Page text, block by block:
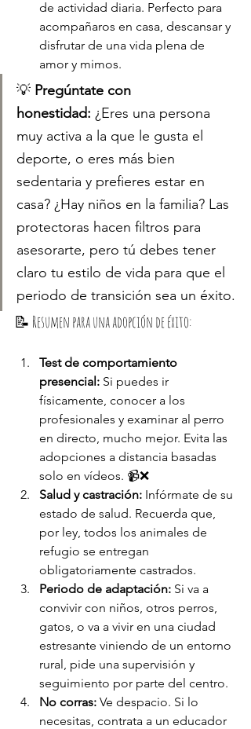
de actividad diaria. Perfecto para
acompañaros en casa, descansar y
disfrutar de una vida plena de
amor y mimos.
💡 Pregúntate con
honestidad: ¿Eres una persona
muy activa a la que le gusta el
deporte, o eres más bien
sedentaria y prefieres estar en
casa? ¿Hay niños en la familia? Las
protectoras hacen filtros para
asesorarte, pero tú debes tener
claro tu estilo de vida para que el
periodo de transición sea un éxito.
📝 Resumen para una adopción de éxito:
Test de comportamiento
presencial: Si puedes ir
físicamente, conocer a los
profesionales y examinar al perro
en directo, mucho mejor. Evita las
adopciones a distancia basadas
solo en vídeos. 📹❌
Salud y castración: Infórmate de su
estado de salud. Recuerda que,
por ley, todos los animales de
refugio se entregan
obligatoriamente castrados.
Periodo de adaptación: Si va a
convivir con niños, otros perros,
gatos, o va a vivir en una ciudad
estresante viniendo de un entorno
rural, pide una supervisión y
seguimiento por parte del centro.
No corras: Ve despacio. Si lo
necesitas, contrata a un educador